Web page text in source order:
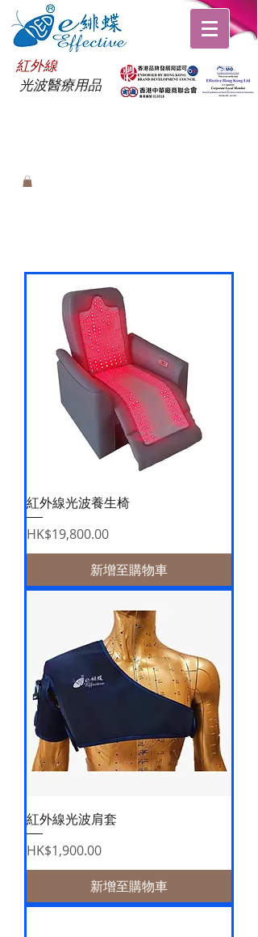
紅外線
光波醫療用品
紅外線光波養生椅
價格
HK$19,800.00
新增至購物車
紅外線光波肩套
價格
HK$1,900.00
新增至購物車